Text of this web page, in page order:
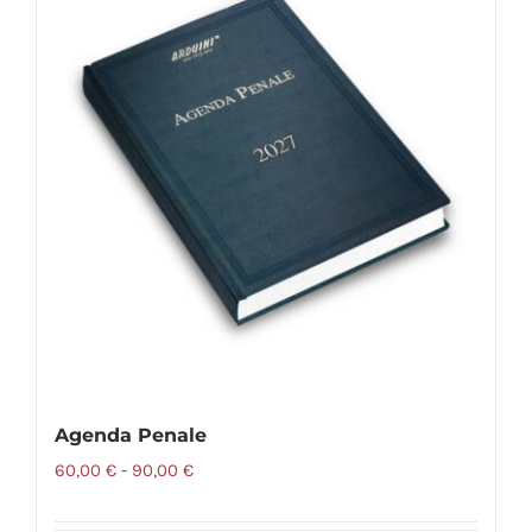
varianti.
Le
opzioni
possono
pagina
del
prodotto
Agenda Penale
60,00 € - 90,00 €Fascia